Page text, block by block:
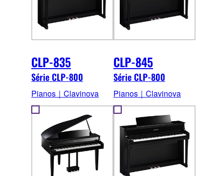
CLP-835
Série CLP-800
Pianos｜Clavinova
CLP-845
Série CLP-800
Pianos｜Clavinova